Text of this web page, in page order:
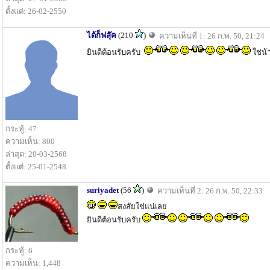
ตั้งแต่: 26-02-2550
กระทู้: 47
ความเห็น: 800
ล่าสุด: 20-03-2568
ตั้งแต่: 25-01-2548
ได้ก็ฟลุ๊ค (210 )
ความเห็นที่ 1: 26 ก.พ. 50, 21:24
ยินดีต้อนรับครับ
ใช่น้
กระทู้: 6
ความเห็น: 1,448
suriyadet (56 )
ความเห็นที่ 2: 26 ก.พ. 50, 22:33
สงสัยใช่แน่เลย
ยินดีต้อนรับครับ